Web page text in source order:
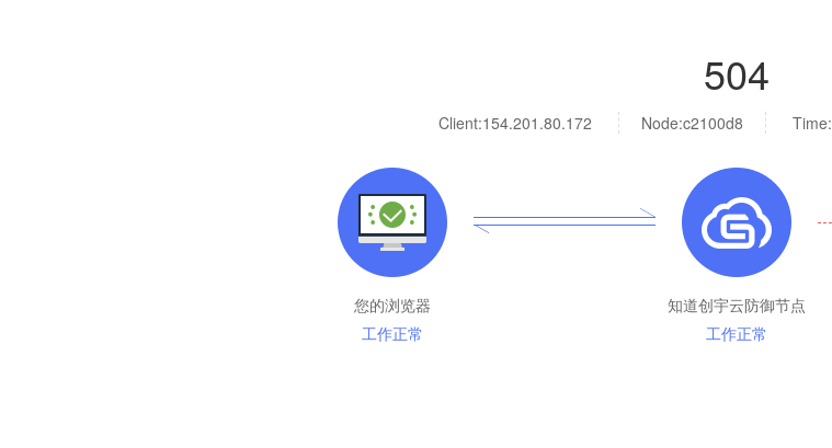
504
Client:154.201.80.172 Node:c2100d8 Time:
您的浏览器
工作正常
知道创宇云防御节点
工作正常